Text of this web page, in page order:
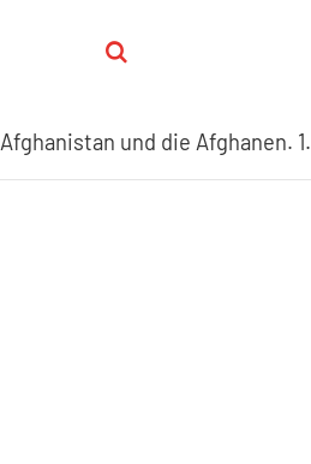
Afghanistan und die Afghanen. 1.